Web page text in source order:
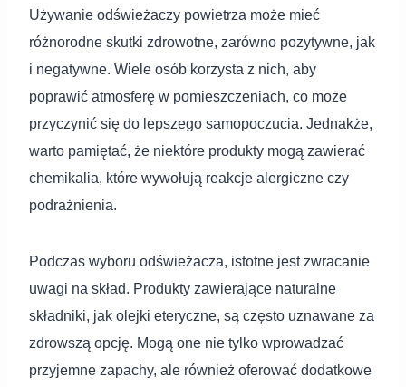
Używanie odświeżaczy powietrza może mieć
różnorodne skutki zdrowotne, zarówno pozytywne, jak
i negatywne. Wiele osób korzysta z nich, aby
poprawić atmosferę w pomieszczeniach, co może
przyczynić się do lepszego samopoczucia. Jednakże,
warto pamiętać, że niektóre produkty mogą zawierać
chemikalia, które wywołują reakcje alergiczne czy
podrażnienia.
Podczas wyboru odświeżacza, istotne jest zwracanie
uwagi na skład. Produkty zawierające naturalne
składniki, jak olejki eteryczne, są często uznawane za
zdrowszą opcję. Mogą one nie tylko wprowadzać
przyjemne zapachy, ale również oferować dodatkowe